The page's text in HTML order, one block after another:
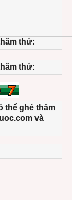
thứ:
thứ:
thể ghé thăm
và